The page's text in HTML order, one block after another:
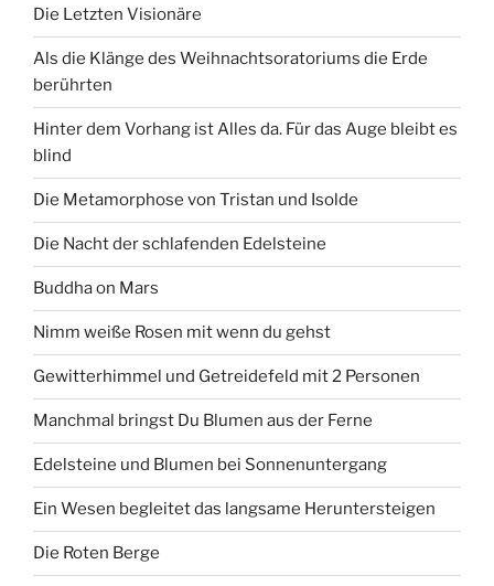
Die Letzten Visionäre
Als die Klänge des Weihnachtsoratoriums die Erde
berührten
Hinter dem Vorhang ist Alles da. Für das Auge bleibt es
blind
Die Metamorphose von Tristan und Isolde
Die Nacht der schlafenden Edelsteine
Buddha on Mars
Nimm weiße Rosen mit wenn du gehst
Gewitterhimmel und Getreidefeld mit 2 Personen
Manchmal bringst Du Blumen aus der Ferne
Edelsteine und Blumen bei Sonnenuntergang
Ein Wesen begleitet das langsame Heruntersteigen
Die Roten Berge